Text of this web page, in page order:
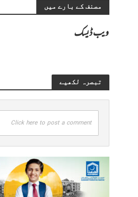
مصنف کے بارے میں
ویب ڈیسک
تبصرہ لکھیے
Click here to post a comment